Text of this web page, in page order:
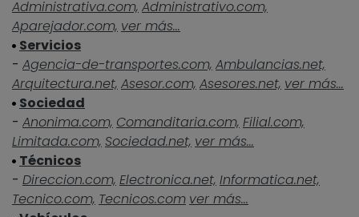
Administrativa.com, Administrativo.com,
Aparejador.com, ver más...
Servicios
- Agencia-de-transportes.com, Ambulancias.net,
Arquitectura.net, Asesor.com, Asesores.net, ver más...
Sociedad
- Anonima.com, Comanditaria.com, Filial.com,
Limitada.com, Sociedad.net, ver más...
Técnicos
- Direccion.com, Electronica.net, Informatica.net,
Tecnico.com, Tecnicos.com ver más...